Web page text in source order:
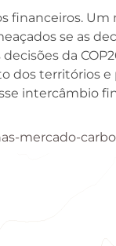
financeiros. Um
se as
da
territórios
intercâmbio
mercado-